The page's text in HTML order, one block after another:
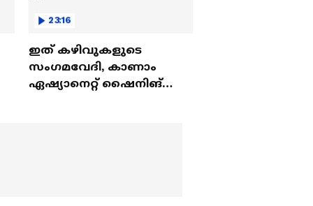
23:16
ഇത് കഴിവുകളുടെ
സംഗമവേദി, കാണാം
ഏഷ്യാനെറ്റ് ഷൈനിങ്